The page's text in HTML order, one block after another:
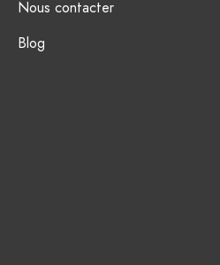
Nous contacter
Blog